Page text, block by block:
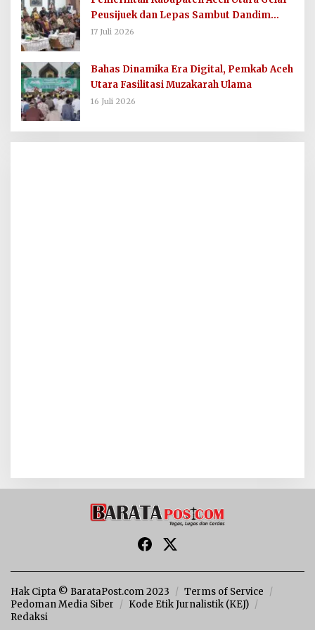
Peusijuek dan Lepas Sambut Dandim
0103/AUT
17 Juli 2026
Bahas Dinamika Era Digital, Pemkab Aceh
Utara Fasilitasi Muzakarah Ulama
16 Juli 2026
Hak Cipta © BarataPost.com 2023
Terms of Service
Pedoman Media Siber
Kode Etik Jurnalistik (KEJ)
Redaksi